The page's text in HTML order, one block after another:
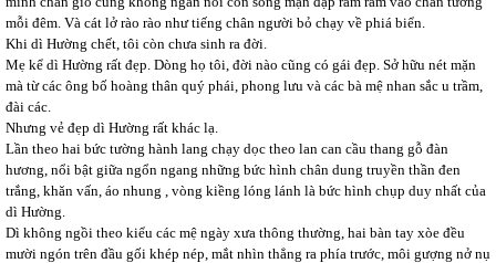
mỗi đêm. Và cát lở rào rào như tiếng chân người bỏ chạy về phiá biển.
Khi dì Hường chết, tôi còn chưa sinh ra đời.
Mẹ kể dì Hường rất đẹp. Dòng họ tôi, đời nào cũng có gái đẹp. Sở hữu nét mặn
mà từ các ông bố hoàng thân quý phái, phong lưu và các bà mệ nhan sắc u trầm,
đài các.
Nhưng vẻ đẹp dì Hường rất khác lạ.
Lần theo hai bức tường hành lang chạy dọc theo lan can cầu thang gỗ đàn
hương, nổi bật giữa ngổn ngang những bức hình chân dung truyền thần đen
trắng, khăn vấn, áo nhung , vòng kiềng lóng lánh là bức hình chụp duy nhất của
dì Hường.
Dì không ngồi theo kiểu các mệ ngày xưa thông thường, hai bàn tay xòe đều
mười ngón trên đầu gối khép nép, mắt nhìn thẳng ra phía trước, môi gượng nở nụ